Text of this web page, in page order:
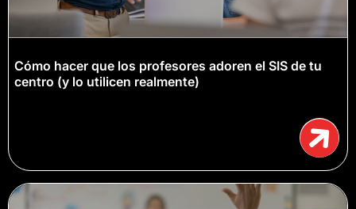
Cómo hacer que los profesores adoren el SIS de tu
centro (y lo utilicen realmente)